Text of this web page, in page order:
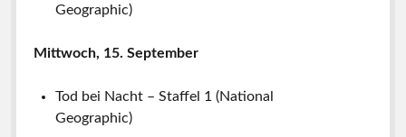
Geographic)
Mittwoch, 15. September
Tod bei Nacht – Staffel 1 (National
Geographic)